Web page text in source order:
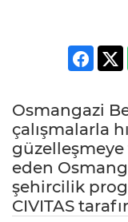
Osmangazi
çalışmalarla
eden
şehircilik
CIVITAS